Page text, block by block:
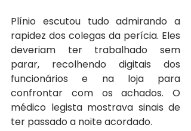
Plínio escutou tudo admirando a
rapidez dos colegas da perícia. Eles
deveriam ter trabalhado sem
parar, recolhendo digitais dos
funcionários e na loja para
confrontar com os achados. O
médico legista mostrava sinais de
ter passado a noite acordado.